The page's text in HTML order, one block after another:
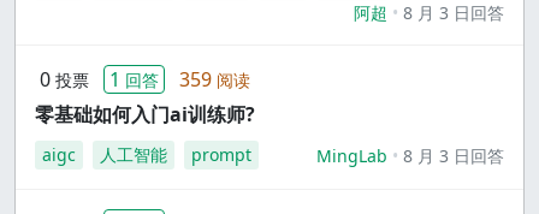
阿超
8 月 3 日回答
0 投票 1 回答 359 阅读
零基础如何入门ai训练师?
aigc 人工智能 prompt MingLab 8 月 3 日回答